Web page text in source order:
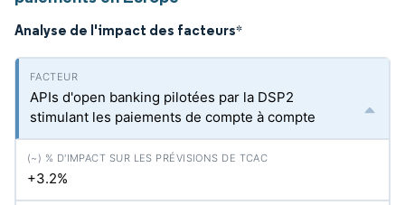
Analyse de l'impact des facteurs*
APIs d'open banking pilotées par la DSP2
stimulant les paiements de compte à compte
+3.2%